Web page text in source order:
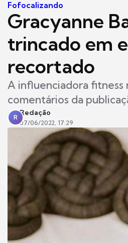
Fofocalizando
Gracyanne
trincado em
recortado
A influenciadora fitness
comentários da
R
Redação
07/06/2022, 17:29